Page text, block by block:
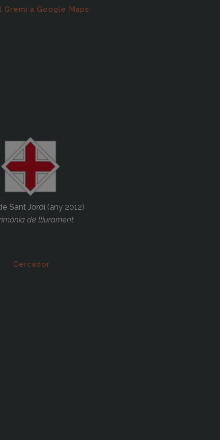
Gremi a Google Maps:
Sant Jordi (any 2012)
de lliurament
Cercador